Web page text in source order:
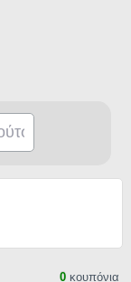
0κουπόνια